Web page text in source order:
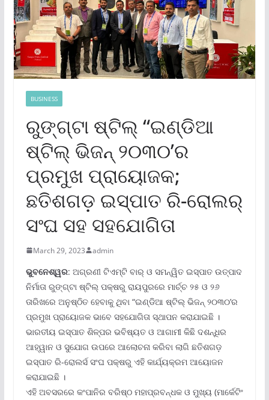
BUSINESS
ରୁଙ୍ଗ୍‌ଟା ଷ୍ଟିଲ୍ “ଇଣ୍ଡିଆ
ଷ୍ଟିଲ୍ ଭିଜନ୍ ୨୦୩୦’ର
ପ୍ରମୁଖ ପ୍ରାୟୋଜକ;
ଛତିଶଗଡ଼ ଇସ୍ପାତ ରି-ରୋଲର୍
ସଂଘ ସହ ସହଯୋଗିତା
March 29, 2023 admin
ଭୁବନେଶ୍ୱର: ଅଗ୍ରଣୀ ଟିଏମ୍‌ଟି ବାର୍ ଓ ସମନ୍ୱିତ ଇସ୍ପାତ ଉତ୍ପାଦ
ନିର୍ମାତା ରୁଙ୍ଗ୍‌ଟା ଷ୍ଟିଲ୍ ପକ୍ଷରୁ ରାୟପୁରରେ ମାର୍ଚ୍ଚ ୨୫ ଓ ୨୬
ତାରିଖରେ ଅନୁଷ୍ଠିତ ହେବାକୁ ଥିବା “ଇଣ୍ଡିଆ ଷ୍ଟିଲ୍ ଭିଜନ୍ ୨୦୩୦’ର
ପ୍ରମୁଖ ପ୍ରାୟୋଜକ ଭାବେ ସହଯୋଗିତା ସ୍ଥାପନ କରାଯାଇଛି ।
ଭାରତୀୟ ଇସ୍ପାତ ଶିଳ୍ପର ଭବିଷ୍ୟତ ଓ ଆଗାମୀ କିଛି ଦଶନ୍ଧିର
ଆହ୍ୱାନ ଓ ସୁଯୋଗ ଉପରେ ଆଲୋଚନା କରିବା ଲାଗି ଛତିଶଗଡ଼
ଇସ୍ପାତ ରି-ରୋଲର୍ସ ସଂଘ ପକ୍ଷରୁ ଏହି କାର୍ଯ୍ୟକ୍ରମ ଆୟୋଜନ
କରାଯାଇଛି ।
ଏହି ଅବସରରେ କଂପାନିର ବରିଷ୍ଠ ମହାପ୍ରବନ୍ଧକ ଓ ମୁଖ୍ୟ (ମାର୍କେଟିଂ